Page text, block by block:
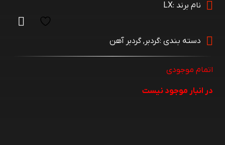
نام برند :LX
دسته بندی :گردبر,گردبر آهن
در انبار موجود نیست
اتمام موجودی